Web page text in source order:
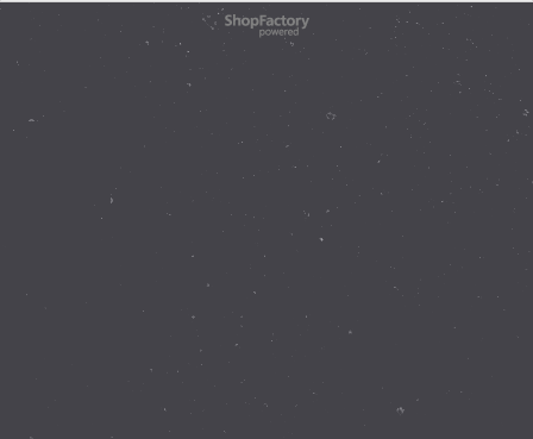
WebShop erstellt mit
ShopFactory Shop